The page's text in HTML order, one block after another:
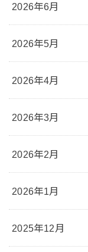
2026年6月
2026年5月
2026年4月
2026年3月
2026年2月
2026年1月
2025年12月